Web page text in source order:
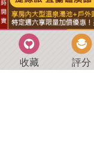
收藏 評分